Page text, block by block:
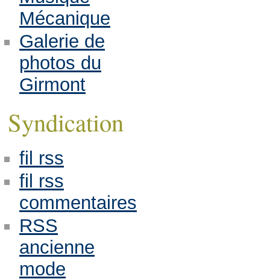
Mécanique
Galerie de
photos du
Girmont
Syndication
fil rss
fil rss
commentaires
RSS
ancienne
mode